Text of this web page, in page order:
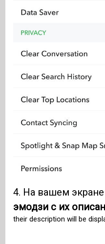
4. На вашем экране
эмодзи с их
their description will be